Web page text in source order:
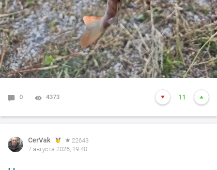
0 4373 11
CerVak
22643
7 августа 2026, 19:40